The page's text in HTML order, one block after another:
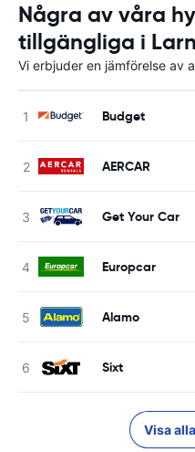
Några av våra
tillgängliga i
Vi erbjuder en jämförelse av
Budget
AERCAR
Get Your Car
Europcar
Alamo
Sixt
Visa